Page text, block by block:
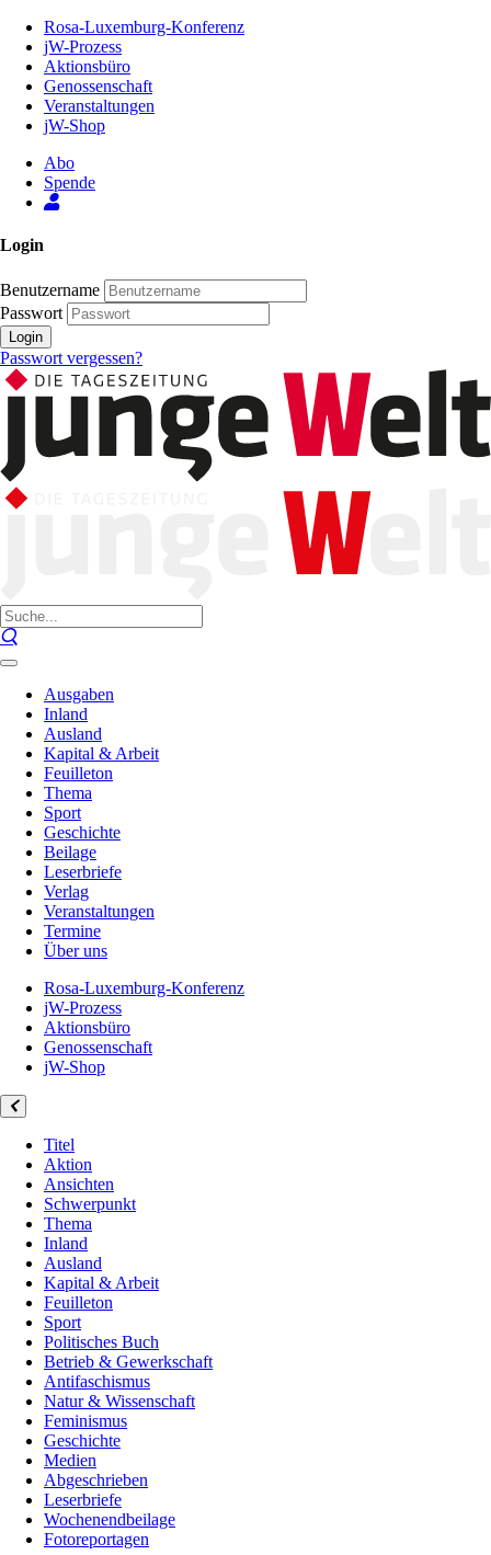
Inhalt
Seite
Rosa-Luxemburg-Konferenz
jW-Prozess
Aktionsbüro
Genossenschaft
Veranstaltungen
jW-Shop
Abo
Spende
Login
Benutzername
Passwort
Login
Passwort vergessen?
Ausgaben
Inland
Ausland
Kapital & Arbeit
Feuilleton
Thema
Sport
Geschichte
Beilage
Leserbriefe
Verlag
Veranstaltungen
Termine
Über uns
Rosa-Luxemburg-Konferenz
jW-Prozess
Aktionsbüro
Genossenschaft
jW-Shop
Titel
Aktion
Ansichten
Schwerpunkt
Thema
Inland
Ausland
Kapital & Arbeit
Feuilleton
Sport
Politisches Buch
Betrieb & Gewerkschaft
Antifaschismus
Natur & Wissenschaft
Feminismus
Geschichte
Medien
Abgeschrieben
Leserbriefe
Wochenendbeilage
Fotoreportagen